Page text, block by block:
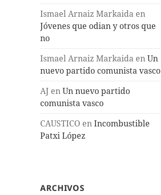
Ismael Arnaiz Markaida en
Jóvenes que odian y otros que
no
Ismael Arnaiz Markaida enUn
nuevo partido comunista vasco
AJ enUn nuevo partido
comunista vasco
CAUSTICO enIncombustible
Patxi López
ARCHIVOS